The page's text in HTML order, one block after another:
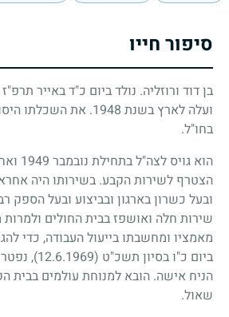
סיפור חייו
בן דוד ורוזליה. נולד ביום כ"ד באייר תרפ"ז
ועלה לארץ בשנת 1948. את השכלתו
בחו"ל.
הוא גויס לצה"ל בתחילת נובמבר 1949
הצטרף לשירות הקבע. בשירותו היה
ובעל כשרון בארגון ובביצוע ובעל הספק
שירות חלה ואושפז בבית החולים
מאמציו ומחשבתו בייעול העבודה, כדי
ביום כ"ו בסיון תשכ"ט (12.6.1969)
,
הניח אישה. הובא למנוחת עולמים בבית
שאול.